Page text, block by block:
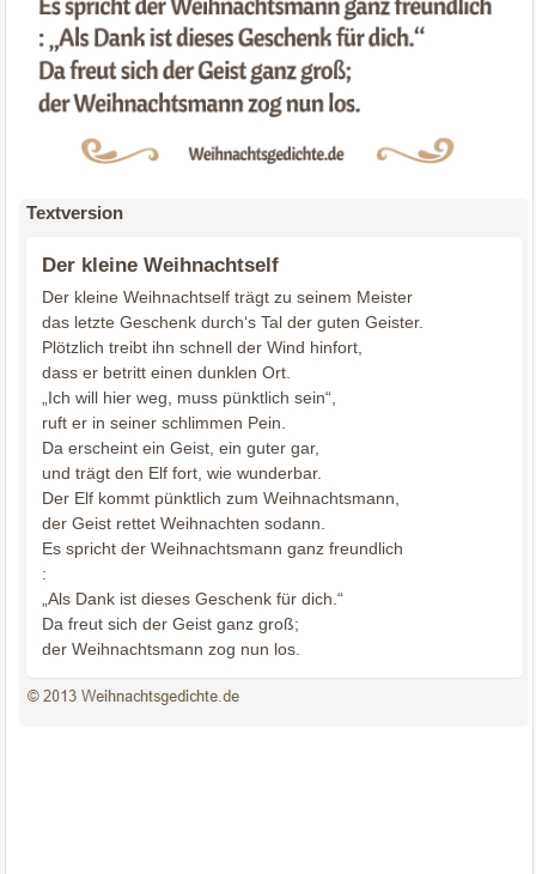
Textversion
Der kleine Weihnachtself
Der kleine Weihnachtself trägt zu seinem Meister
das letzte Geschenk durch‘s Tal der guten Geister.
Plötzlich treibt ihn schnell der Wind hinfort,
dass er betritt einen dunklen Ort.
„Ich will hier weg, muss pünktlich sein“,
ruft er in seiner schlimmen Pein.
Da erscheint ein Geist, ein guter gar,
und trägt den Elf fort, wie wunderbar.
Der Elf kommt pünktlich zum Weihnachtsmann,
der Geist rettet Weihnachten sodann.
Es spricht der Weihnachtsmann ganz freundlich
:
„Als Dank ist dieses Geschenk für dich.“
Da freut sich der Geist ganz groß;
der Weihnachtsmann zog nun los.